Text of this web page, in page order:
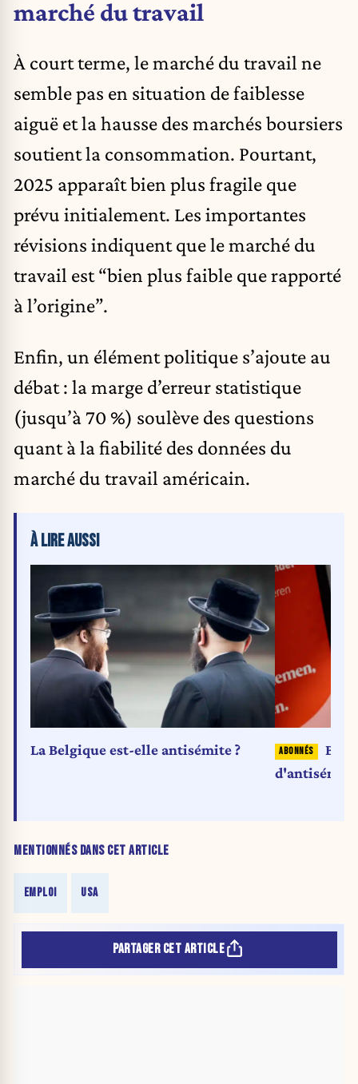
marché du travail
À court terme, le marché du travail ne
semble pas en situation de faiblesse
aiguë et la hausse des marchés boursiers
soutient la consommation. Pourtant,
2025 apparaît bien plus fragile que
prévu initialement. Les importantes
révisions indiquent que le marché du
travail est “bien plus faible que rapporté
à l’origine”.
Enfin, un élément politique s’ajoute au
débat : la marge d’erreur statistique
(jusqu’à 70 %) soulève des questions
quant à la fiabilité des données du
marché du travail américain.
MENTIONNÉS DANS CET ARTICLE
EMPLOI USA
À LIRE AUSSI
La Belgique est-elle antisémite ?
Bill
PARTAGER CET ARTICLE